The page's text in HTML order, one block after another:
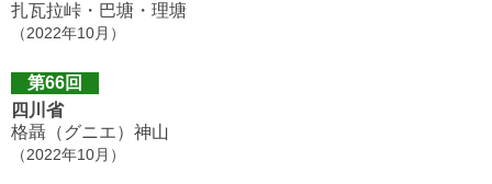
扎瓦拉峠・巴塘・理塘
（2022年10月）
第66回
四川省
格聶（グニエ）神山
（2022年10月）